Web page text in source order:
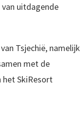
uitdagende
Tsjechië, namelijk
met de
het SkiResort